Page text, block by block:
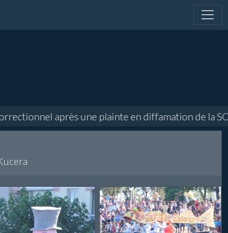
après une plainte en diffamation de la